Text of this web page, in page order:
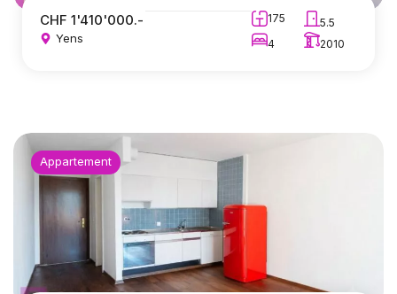
CHF 1'410'000.-
Yens
175
5.5
4
2010
Appartement